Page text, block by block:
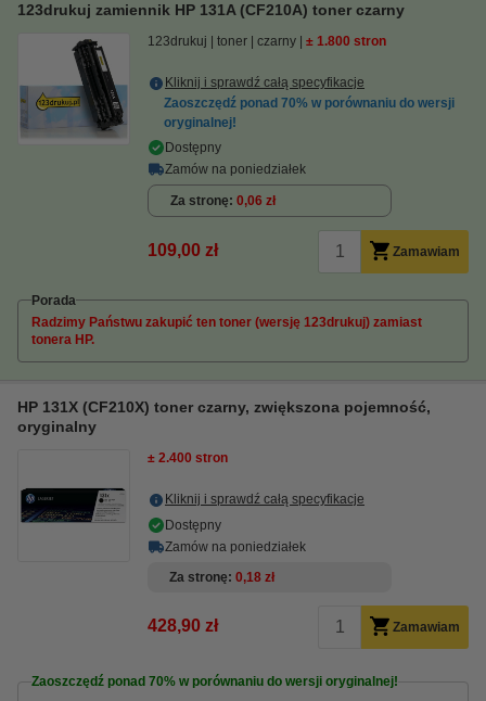
123drukuj zamiennik HP 131A (CF210A) toner czarny
123drukuj toner czarny ± 1.800 stron
Kliknij i sprawdź całą specyfikacje
Zaoszczędź ponad 70% w porównaniu do wersji
oryginalnej!
Dostępny
Zamów na poniedziałek
Za stronę 0,06 zł
109,00 zł Zamawiam
Porada
Radzimy Państwu zakupić ten toner (wersję 123drukuj) zamiast
tonera HP.
HP 131X (CF210X) toner czarny, zwiększona pojemność,
oryginalny
± 2.400 stron
Kliknij i sprawdź całą specyfikacje
Dostępny
Zamów na poniedziałek
Za stronę 0,18 zł
428,90 zł Zamawiam
Zaoszczędź ponad 70% w porównaniu do wersji oryginalnej!